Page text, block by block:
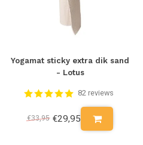
Yogamat sticky extra dik sand
- Lotus
82 reviews
€33,95 €29,95